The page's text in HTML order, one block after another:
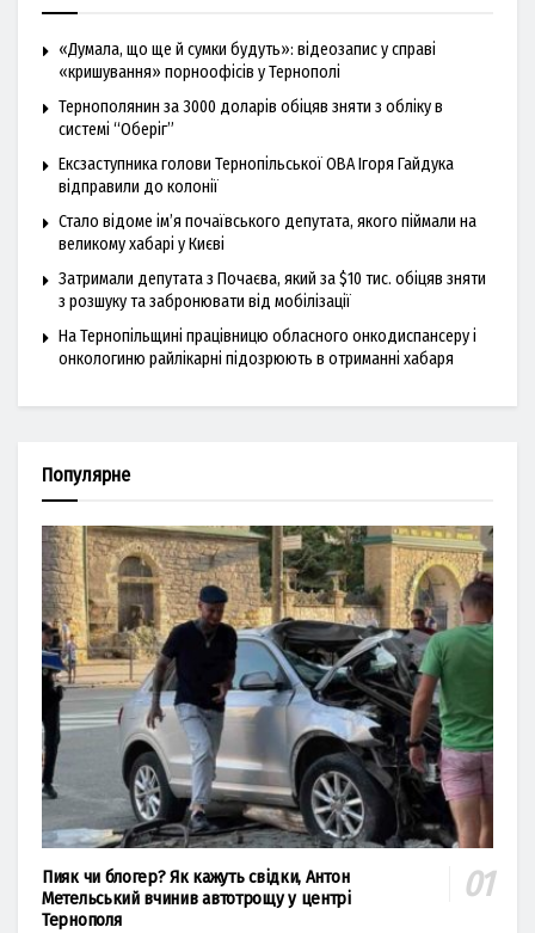
«Думала, що ще й сумки будуть»: відеозапис у справі
«кришування» порноофісів у Тернополі
Тернополянин за 3000 доларів обіцяв зняти з обліку в
системі “Оберіг”
Ексзаступника голови Тернопільської ОВА Ігоря Гайдука
відправили до колонії
Стало відоме ім’я почаївського депутата, якого піймали на
великому хабарі у Києві
Затримали депутата з Почаєва, який за $10 тис. обіцяв зняти
з розшуку та забронювати від мобілізації
На Тернопільщині працівницю обласного онкодиспансеру і
онкологиню райлікарні підозрюють в отриманні хабаря
Популярне
Пияк чи блогер? Як кажуть свідки, Антон
Метельський вчинив автотрощу у центрі
Тернополя